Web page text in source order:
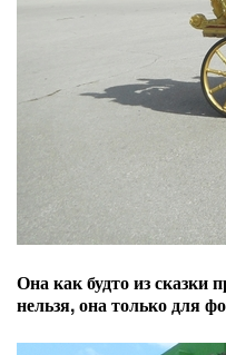
Она как будто из сказки
нельзя, она только для